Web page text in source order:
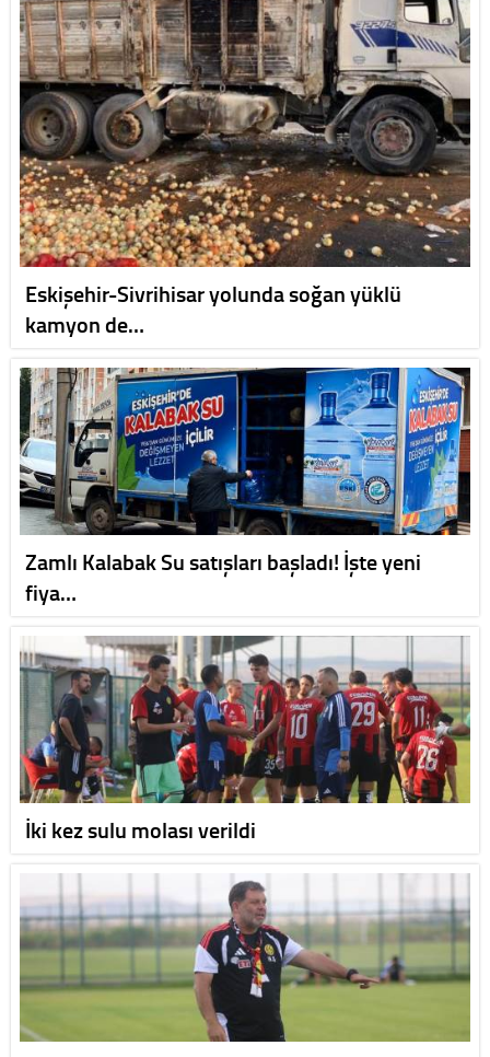
Eskişehir-Sivrihisar yolunda soğan yüklü
kamyon de…
Zamlı Kalabak Su satışları başladı! İşte yeni
fiya…
İki kez sulu molası verildi